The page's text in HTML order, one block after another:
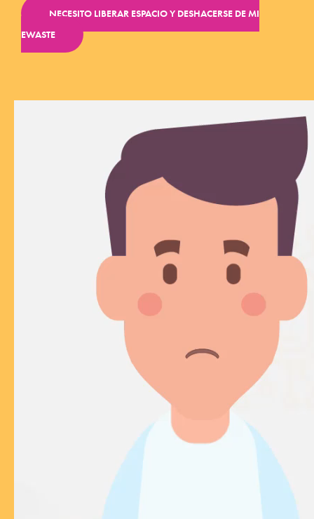
NECESITO LIBERAR ESPACIO Y DESHACERSE DE MI
EWASTE